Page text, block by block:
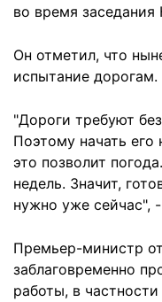
во время заседания
Он отметил, что
испытание дорогам.
"Дороги требуют
Поэтому начать его
это позволит
недель. Значит,
нужно уже сейчас",
Премьер-министр
заблаговременно
работы, в